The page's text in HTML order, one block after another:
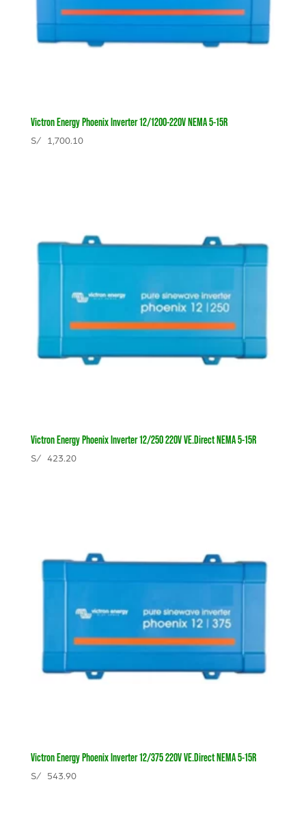
Victron Energy Phoenix Inverter 12/1200-220V NEMA 5-15R
S/1,700.10
Victron Energy Phoenix Inverter 12/250 220V VE.Direct NEMA 5-15R
S/423.20
Victron Energy Phoenix Inverter 12/375 220V VE.Direct NEMA 5-15R
S/543.90